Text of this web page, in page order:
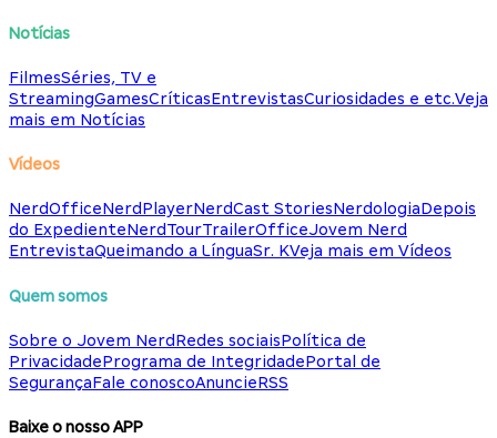
Notícias
FilmesSéries, TV e
StreamingGamesCríticasEntrevistasCuriosidades e etc.Veja
mais em Notícias
Vídeos
NerdOfficeNerdPlayerNerdCast StoriesNerdologiaDepois
do ExpedienteNerdTourTrailerOfficeJovem Nerd
EntrevistaQueimando a LínguaSr. KVeja mais em Vídeos
Quem somos
Sobre o Jovem NerdRedes sociaisPolítica de
PrivacidadePrograma de IntegridadePortal de
SegurançaFale conoscoAnuncieRSS
Baixe o nosso APP